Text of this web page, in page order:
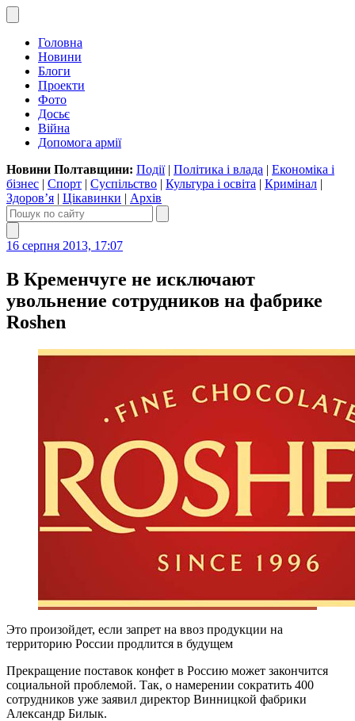
Головна
Новини
Блоги
Проекти
Фото
Досьє
Війна
Допомога армії
Новини Полтавщини: Події| Політика і влада | Економіка і
бізнес | Спорт | Суспільство | Культура і освіта | Кримінал |
Здоров’я | Цікавинки | Архів
16 серпня 2013, 17:07
В Кременчуге не исключают
увольнение сотрудников на фабрике
Roshen
Это произойдет, если запрет на ввоз продукции на
территорию России продлится в будущем
Прекращение поставок конфет в Россию может закончится
социальной проблемой. Так, о намерении сократить 400
сотрудников уже заявил директор Винницкой фабрики
Александр Билык.